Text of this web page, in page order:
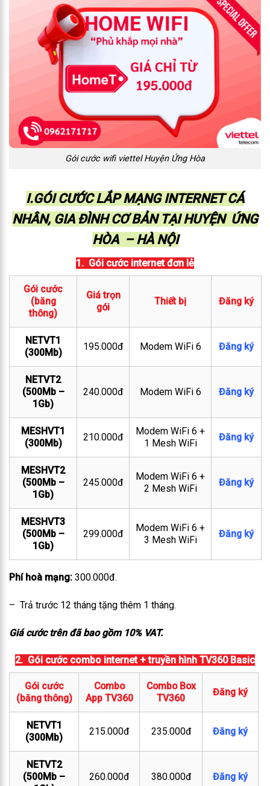
Gói cước wifi viettel Huyện Ứng Hòa
I.GÓI CƯỚC LẮP MẠNG INTERNET CÁ
NHÂN, GIA ĐÌNH CƠ BẢN TẠI HUYỆN ỨNG
HÒA – HÀ NỘI
1. Gói cước internet đơn lẻ
Gói cước
(băng
thông)
Giá trọn
gói
Thiết bị Đăng ký
NETVT1
(300Mb)
195.000đ Modem WiFi 6 Đăng ký
NETVT2
(500Mb –
1Gb)
240.000đ Modem WiFi 6 Đăng ký
MESHVT1
(300Mb)
210.000đ
Modem WiFi 6 +
1 Mesh WiFi
Đăng ký
MESHVT2
(500Mb –
1Gb)
245.000đ
Modem WiFi 6 +
2 Mesh WiFi
Đăng ký
MESHVT3
(500Mb –
1Gb)
299.000đ
Modem WiFi 6 +
3 Mesh WiFi
Đăng ký
Phí hoà mạng: 300.000đ.
– Trả trước 12 tháng tặng thêm 1 tháng.
Giá cước trên đã bao gồm 10% VAT.
2. Gói cước combo internet + truyền hình TV360 Basic
Gói cước
(băng thông)
Combo
App TV360
Combo Box
TV360
Đăng ký
NETVT1
(300Mb)
215.000đ 235.000đ Đăng ký
NETVT2
(500Mb –
260.000đ 380.000đ Đăng ký